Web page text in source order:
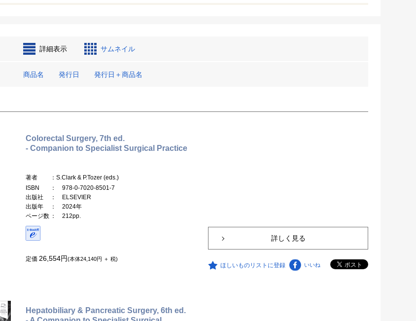
詳細表示 サムネイル
商品名 発行日 発行日＋商品名
Colorectal Surgery, 7th ed.
- Companion to Specialist Surgical Practice
著者
：S.Clark & P.Tozer (eds.)
ISBN
： 978-0-7020-8501-7
出版社
： ELSEVIER
出版年
： 2024年
ページ数 ： 212pp.
定価 26,554円(本体24,140円 ＋ 税)
詳しく見る
ほしいものリストに登録 いいね
Hepatobiliary & Pancreatic Surgery, 6th ed.